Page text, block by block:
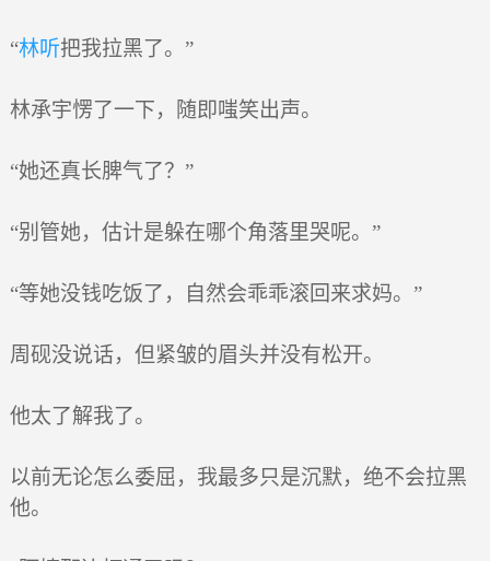
“林听把我拉黑了。”
林承宇愣了一下，随即嗤笑出声。
“她还真长脾气了？”
“别管她，估计是躲在哪个角落里哭呢。”
“等她没钱吃饭了，自然会乖乖滚回来求妈。”
周砚没说话，但紧皱的眉头并没有松开。
他太了解我了。
以前无论怎么委屈，我最多只是沉默，绝不会拉黑
他。